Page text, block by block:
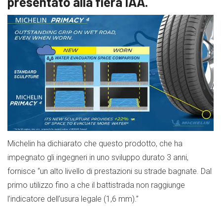
Michelin ha dichiarato che questo prodotto, che ha
impegnato gli ingegneri in uno sviluppo durato 3 anni,
fornisce “un alto livello di prestazioni su strade bagnate. Dal
primo utilizzo fino a che il battistrada non raggiunge
l’indicatore dell’usura legale (1,6 mm).”